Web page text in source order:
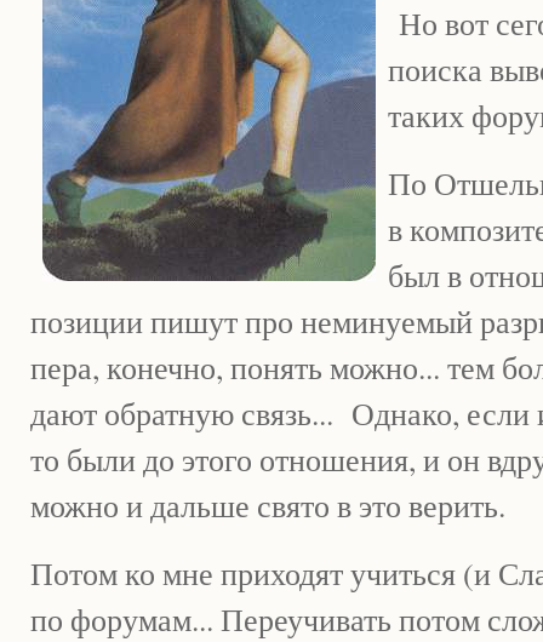
Но вот
поиска
таких
По
в
был в
позиции пишут про неминуемый
пера, конечно, понять можно... тем
дают обратную связь... Однако, если
то были до этого отношения, и он
можно и дальше свято в это верить.
Потом ко мне приходят учиться (и
по форумам... Переучивать потом